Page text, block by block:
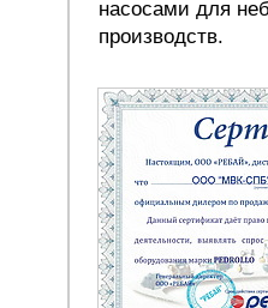
насосами для
производств.